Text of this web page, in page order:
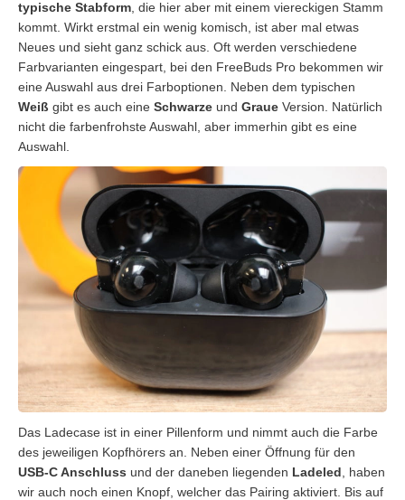
typische Stabform , die hier aber mit einem viereckigen Stamm
kommt. Wirkt erstmal ein wenig komisch, ist aber mal etwas
Neues und sieht ganz schick aus. Oft werden verschiedene
Farbvarianten eingespart, bei den FreeBuds Pro bekommen wir
eine Auswahl aus drei Farboptionen. Neben dem typischen
Weiß gibt es auch eine Schwarze und Graue Version. Natürlich
nicht die farbenfrohste Auswahl, aber immerhin gibt es eine
Auswahl.
Das Ladecase ist in einer Pillenform und nimmt auch die Farbe
des jeweiligen Kopfhörers an. Neben einer Öffnung für den
USB-C Anschluss und der daneben liegenden Ladeled , haben
wir auch noch einen Knopf, welcher das Pairing aktiviert. Bis auf